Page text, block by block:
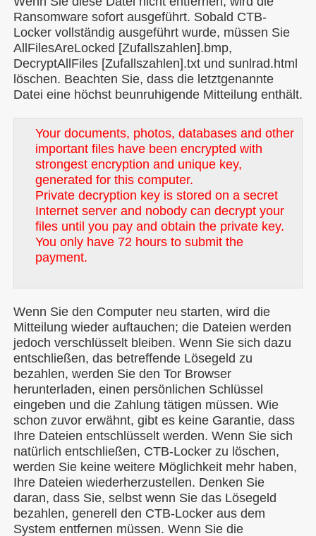
Ransomware sofort ausgeführt. Sobald CTB-
Locker vollständig ausgeführt wurde, müssen Sie
AllFilesAreLocked [Zufallszahlen].bmp,
DecryptAllFiles [Zufallszahlen].txt und sunlrad.html
löschen. Beachten Sie, dass die letztgenannte
Datei eine höchst beunruhigende Mitteilung enthält.
Your documents, photos, databases and other
important files have been encrypted with
strongest encryption and unique key,
generated for this computer.
Private decryption key is stored on a secret
Internet server and nobody can decrypt your
files until you pay and obtain the private key.
You only have 72 hours to submit the
payment.
Wenn Sie den Computer neu starten, wird die
Mitteilung wieder auftauchen; die Dateien werden
jedoch verschlüsselt bleiben. Wenn Sie sich dazu
entschließen, das betreffende Lösegeld zu
bezahlen, werden Sie den Tor Browser
herunterladen, einen persönlichen Schlüssel
eingeben und die Zahlung tätigen müssen. Wie
schon zuvor erwähnt, gibt es keine Garantie, dass
Ihre Dateien entschlüsselt werden. Wenn Sie sich
natürlich entschließen, CTB-Locker zu löschen,
werden Sie keine weitere Möglichkeit mehr haben,
Ihre Dateien wiederherzustellen. Denken Sie
daran, dass Sie, selbst wenn Sie das Lösegeld
bezahlen, generell den CTB-Locker aus dem
System entfernen müssen. Wenn Sie die